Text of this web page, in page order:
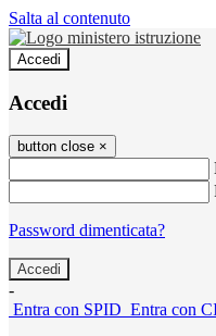
Salta al contenuto
Accedi
Accedi
button close ×
Password dimenticata?
-
Entra con SPID Entra con